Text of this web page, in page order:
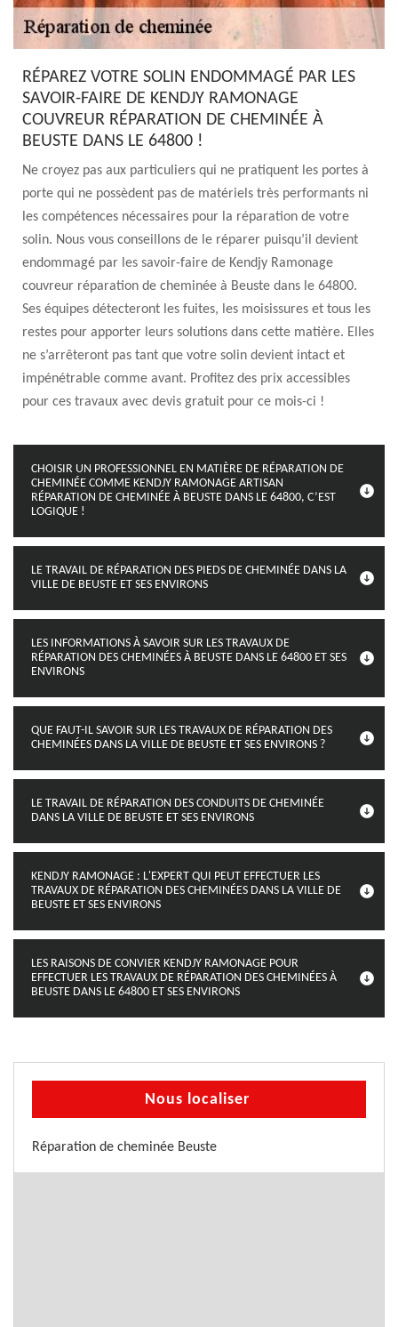
RÉPAREZ VOTRE SOLIN ENDOMMAGÉ PAR LES
SAVOIR-FAIRE DE KENDJY RAMONAGE
COUVREUR RÉPARATION DE CHEMINÉE À
BEUSTE DANS LE 64800 !
Ne croyez pas aux particuliers qui ne pratiquent les portes à
porte qui ne possèdent pas de matériels très performants ni
les compétences nécessaires pour la réparation de votre
solin. Nous vous conseillons de le réparer puisqu’il devient
endommagé par les savoir-faire de Kendjy Ramonage
couvreur réparation de cheminée à Beuste dans le 64800.
Ses équipes détecteront les fuites, les moisissures et tous les
restes pour apporter leurs solutions dans cette matière. Elles
ne s’arrêteront pas tant que votre solin devient intact et
impénétrable comme avant. Profitez des prix accessibles
pour ces travaux avec devis gratuit pour ce mois-ci !
CHOISIR UN PROFESSIONNEL EN MATIÈRE DE RÉPARATION DE
CHEMINÉE COMME KENDJY RAMONAGE ARTISAN
RÉPARATION DE CHEMINÉE À BEUSTE DANS LE 64800, C’EST
LOGIQUE !
LE TRAVAIL DE RÉPARATION DES PIEDS DE CHEMINÉE DANS LA
VILLE DE BEUSTE ET SES ENVIRONS
LES INFORMATIONS À SAVOIR SUR LES TRAVAUX DE
RÉPARATION DES CHEMINÉES À BEUSTE DANS LE 64800 ET SES
ENVIRONS
QUE FAUT-IL SAVOIR SUR LES TRAVAUX DE RÉPARATION DES
CHEMINÉES DANS LA VILLE DE BEUSTE ET SES ENVIRONS ?
LE TRAVAIL DE RÉPARATION DES CONDUITS DE CHEMINÉE
DANS LA VILLE DE BEUSTE ET SES ENVIRONS
KENDJY RAMONAGE : L'EXPERT QUI PEUT EFFECTUER LES
TRAVAUX DE RÉPARATION DES CHEMINÉES DANS LA VILLE DE
BEUSTE ET SES ENVIRONS
LES RAISONS DE CONVIER KENDJY RAMONAGE POUR
EFFECTUER LES TRAVAUX DE RÉPARATION DES CHEMINÉES À
BEUSTE DANS LE 64800 ET SES ENVIRONS
Nous localiser
Réparation de cheminée Beuste